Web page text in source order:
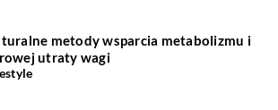
metody wsparcia metabolizmu i
utraty wagi